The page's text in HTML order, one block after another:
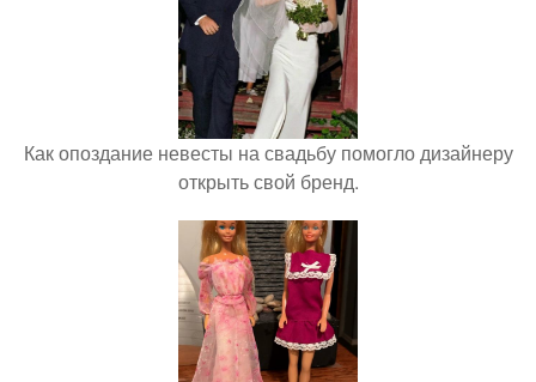
Как опоздание невесты на свадьбу помогло дизайнеру
открыть свой бренд.